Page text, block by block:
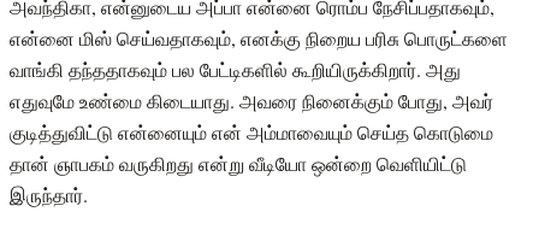
அவந்திகா, என்னுடைய அப்பா என்னை ரொம்ப நேசிப்பதாகவும்,
என்னை மிஸ் செய்வதாகவும், எனக்கு நிறைய பரிசு பொருட்களை
வாங்கி தந்ததாகவும் பல பேட்டிகளில் கூறியிருக்கிறார். அது
எதுவுமே உண்மை கிடையாது. அவரை நினைக்கும் போது, அவர்
குடித்துவிட்டு என்னையும் என் அம்மாவையும் செய்த கொடுமை
தான் ஞாபகம் வருகிறது என்று வீடியோ ஒன்றை வெளியிட்டு
இருந்தார்.